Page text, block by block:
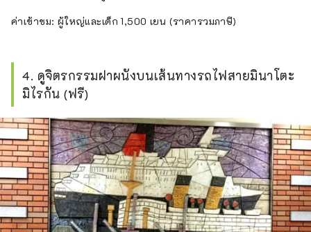
ค่าเข้าชม: ผู้ใหญ่และเด็ก 1,500 เยน (ราคารวมภาษี)
4. ดูจิตรกรรมฝาผนังบนเส้นทางรถไฟสายมินาโตะ
มิไรกัน (ฟรี)